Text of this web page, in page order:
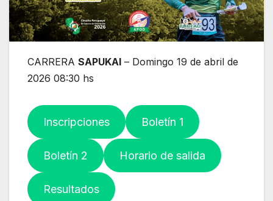
CARRERA SAPUKAI – Domingo 19 de abril de
2026 08:30 hs
Inscripciones Boletín 1
Boletín 2 Horario de salida
Resultados